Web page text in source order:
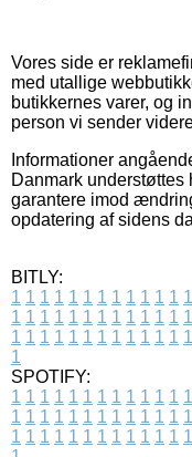
Vores side er
med utallige
butikkernes varer, og
person vi sender
Informationer
Danmark
garantere imod
opdatering af sidens
BITLY:
1 1 1 1 1 1 1 1 1 1 1 1 1
1 1 1 1 1 1 1 1 1 1 1 1 1
1 1 1 1 1 1 1 1 1 1 1 1 1
1
SPOTIFY:
1 1 1 1 1 1 1 1 1 1 1 1 1
1 1 1 1 1 1 1 1 1 1 1 1 1
1 1 1 1 1 1 1 1 1 1 1 1 1